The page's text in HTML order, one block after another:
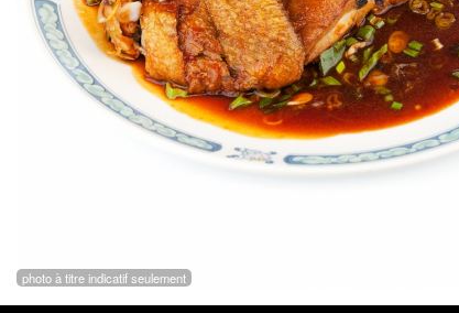
photo à titre indicatif seulement